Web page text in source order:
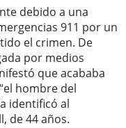
debido a una
911 por un
el crimen. De
por medios
que acababa
hombre del
identificó al
de 44 años.